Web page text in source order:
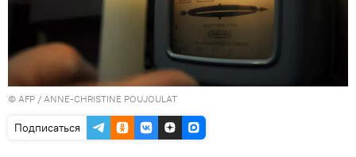
© AFP / ANNE-CHRISTINE POUJOULAT
Подписаться